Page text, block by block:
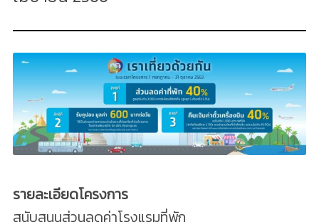
รายละเอียดโครงการ
สนับสนุนส่วนลดค่าโรงแรมที่พัก